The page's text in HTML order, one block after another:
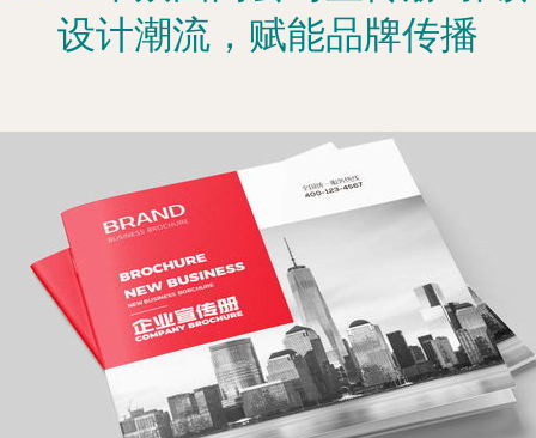
设计潮流，赋能品牌传播